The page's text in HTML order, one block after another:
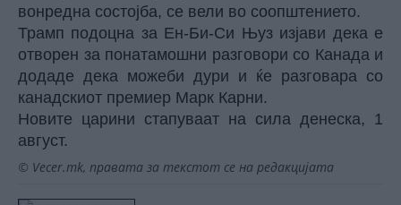
вонредна состојба, се вели во соопштението.
Трамп подоцна за Ен-Би-Си Њуз изјави дека е
отворен за понатамошни разговори со Канада и
додаде дека можеби дури и ќе разговара со
канадскиот премиер Марк Карни.
Новите царини стапуваат на сила денеска, 1
август.
© Vecer.mk, правата за текстот се на редакцијата